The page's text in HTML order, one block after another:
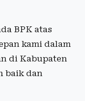
BPK atas
kami dalam
di Kabupaten
baik dan